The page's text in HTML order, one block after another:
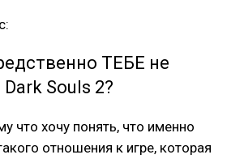
ТЕБЕ не
Souls 2?
что хочу понять, что именно
отношения к игре, которая